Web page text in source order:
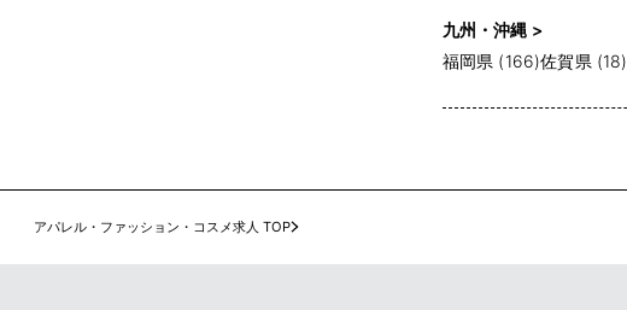
九州・沖縄 >
福岡県 (166)佐賀県 (18)
アパレル・ファッション・コスメ求人 TOP